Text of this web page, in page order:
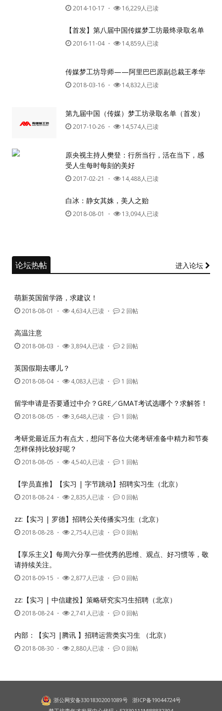
2014-10-17 ・ 16,229人已读
【首发】第八届中国传媒梦工坊最终录取名单
2016-11-04・ 14,859人已读
传媒梦工坊导师——阿里巴巴原副总裁王孝华
2018-03-16 ・ 14,832人已读
第九届中国（传媒）梦工坊录取名单（首发）
2017-10-26 ・ 14,574人已读
原央视主持人樊登：行所当行，活在当下，感
受人生每时每刻的美好
2017-02-21 ・ 14,488人已读
白冰：静女其姝，美人之贻
2018-08-01 ・ 13,094人已读
论坛热帖 进入论坛
萌新英国留学路，求建议！
2018-08-01 ・ 4,634人已读 ・ 2 回帖
高温注意
2018-08-03 ・ 3,894人已读 ・ 2 回帖
英国假期去哪儿？
2018-08-04・ 4,083人已读 ・ 1 回帖
留学申请是否要通过中介？GRE／GMAT考试选哪个？求解答！
2018-08-05 ・ 3,648人已读 ・ 1 回帖
考研党最近压力有点大，想问下各位大佬考研准备中精力和节奏
怎样保持比较好呢？
2018-08-05 ・ 4,540人已读 ・ 1 回帖
【学员直推】【实习 | 字节跳动】招聘实习生（北京）
2018-08-24・ 2,835人已读 ・ 0 回帖
zz:【实习 | 罗德】招聘公关传播实习生（北京）
2018-08-28 ・ 2,754人已读 ・ 0 回帖
【享乐主义】每周六分享一些优秀的思维、观点、好习惯等，敬
请持续关注。
2018-09-15 ・ 2,877人已读 ・ 0 回帖
zz:【实习 | 中信建投】策略研究实习生招聘（北京）
2018-08-24・ 2,741人已读 ・ 0 回帖
内部：【实习 |腾讯 】招聘运营类实习生 （北京）
2018-08-30 ・ 2,880人已读 ・ 0 回帖
浙公网安备33018302001089号 浙ICP备19044724号